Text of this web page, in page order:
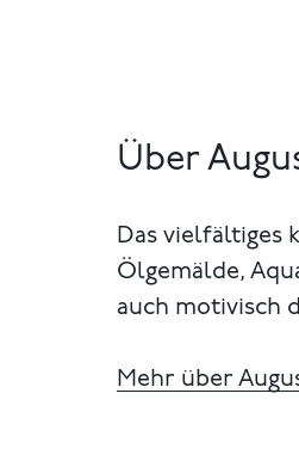
Über
Das vielfältiges
Ölgemälde,
auch motivisch
Mehr über